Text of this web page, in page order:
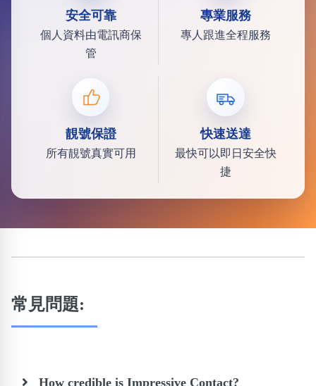
安全可靠
個人資料由電訊商保
管
專業服務
專人跟進全程服務
靚號保證
所有靚號真實可用
快速送達
最快可以即日安全快
捷
常見問題:
How credible is Impressive Contact?